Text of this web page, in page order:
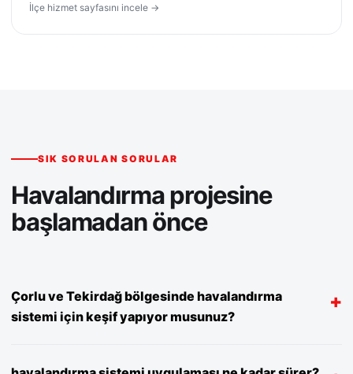
İlçe hizmet sayfasını incele →
SIK SORULAN SORULAR
Havalandırma projesine
başlamadan önce
Çorlu ve Tekirdağ bölgesinde havalandırma
sistemi için keşif yapıyor musunuz?